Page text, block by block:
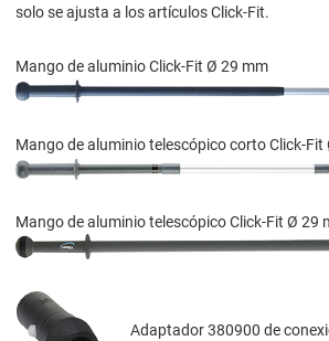
solo se ajusta a los artículos Click-Fit.
Mango de aluminio Click-Fit Ø 29 mm
Mango de aluminio telescópico corto Click-Fit
Mango de aluminio telescópico Click-Fit Ø 29
Adaptador 380900 de